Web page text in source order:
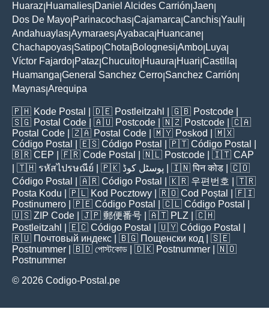
Huaraz Huamalies Daniel Alcides Carrión Jaen
Dos De Mayo Parinacochas Cajamarca Canchis Yauli
Andahuaylas Aymaraes Ayabaca Huancane
Chachapoyas Satipo Chota Bolognesi Ambo Luya
Víctor Fajardo Pataz Chucuito Huaura Huari Castilla
Huamanga General Sanchez Cerro Sanchez Carrión
Maynas Arequipa
🇵🇭 Kode Postal | 🇩🇪 Postleitzahl | 🇬🇧 Postcode
🇸🇬 Postal Code | 🇦🇺 Postcode | 🇳🇿 Postcode | 🇨🇦
Postal Code | 🇿🇦 Postal Code | 🇲🇾 Poskod
| 🇲🇽
Código Postal
| 🇪🇸 Código Postal | 🇵🇹 Código Postal
🇧🇷 CEP | 🇫🇷 Code Postal | 🇳🇱 Postcode | 🇮🇹 CAP
| 🇹🇭 รหัสไปรษณีย์ | 🇵🇰 پوسٹل کوڈ | 🇮🇳पिन कोड | 🇨🇴
Código Postal
| 🇦🇷 Código Postal | 🇰🇷 우편번호
| 🇹🇷
Posta Kodu | 🇵🇱 Kod Pocztowy | 🇷🇴 Cod Poștal
| 🇫🇮
Postinumero | 🇵🇪 Código Postal | 🇨🇱 Código Postal
🇺🇸 ZIP Code | 🇯🇵 郵便番号 | 🇦🇹 PLZ | 🇨🇭
Postleitzahl
| 🇪🇨 Código Postal | 🇺🇾 Código Postal
🇷🇺 Почтовый индекс | 🇧🇬 Пощенски код | 🇸🇪
Postnummer | 🇧🇩 পোস্টকোড | 🇩🇰 Postnummer | 🇳🇴
Postnummer
© 2026 Codigo-Postal.pe